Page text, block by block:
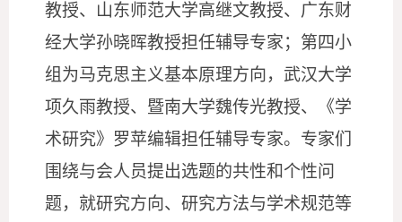
教授、山东师范大学高继文教授、广东财
经大学孙晓晖教授担任辅导专家； 第 四小
组为马克思主义基本原理方向， 武汉大学
项久雨教授、 暨南大学魏传光教授、《学
术研究》罗苹编辑担任辅导专家。专家们
围绕与会人员提出选题的共性和个性问
题，就研究方向、研究方法与学术规范等